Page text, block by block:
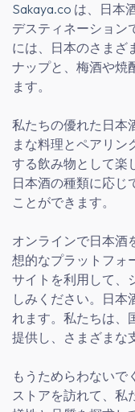
Sakaya.co は、日本
デスティネーション
には、日本のさまざ
ナップと、梅酒や焼
ます。
私たちの優れた日本
まな料理とペアリン
する飲み物として楽
日本酒の種類に応じ
ことができます。
オンラインで日本酒
想的なプラットフォ
サイトを利用して、
しみください。日本
れます。私たちは、
提供し、さまざまな
もうためらわないで
ストアを訪れて、私